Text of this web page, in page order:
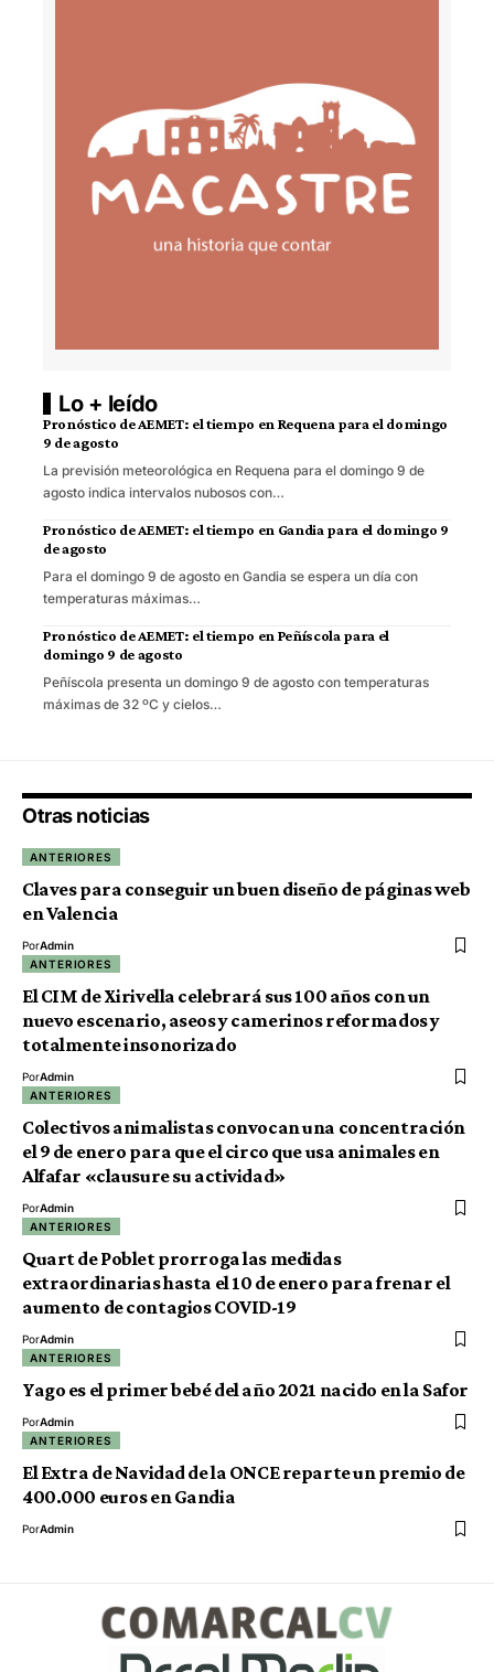
Lo + leído
Pronóstico de AEMET: el tiempo en Requena para el domingo
9 de agosto
La previsión meteorológica en Requena para el domingo 9 de
agosto indica intervalos nubosos con…
Pronóstico de AEMET: el tiempo en Gandia para el domingo 9
de agosto
Para el domingo 9 de agosto en Gandia se espera un día con
temperaturas máximas…
Pronóstico de AEMET: el tiempo en Peñíscola para el
domingo 9 de agosto
Peñíscola presenta un domingo 9 de agosto con temperaturas
máximas de 32 ºC y cielos…
Otras noticias
ANTERIORES
Claves para conseguir un buen diseño de páginas web
en Valencia
PorAdmin
ANTERIORES
El CIM de Xirivella celebrará sus 100 años con un
nuevo escenario, aseos y camerinos reformados y
totalmente insonorizado
PorAdmin
ANTERIORES
Colectivos animalistas convocan una concentración
el 9 de enero para que el circo que usa animales en
Alfafar «clausure su actividad»
PorAdmin
ANTERIORES
Quart de Poblet prorroga las medidas
extraordinarias hasta el 10 de enero para frenar el
aumento de contagios COVID-19
PorAdmin
ANTERIORES
Yago es el primer bebé del año 2021 nacido en la Safor
PorAdmin
ANTERIORES
El Extra de Navidad de la ONCE reparte un premio de
400.000 euros en Gandia
PorAdmin